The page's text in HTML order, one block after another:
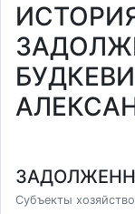
Субъекты